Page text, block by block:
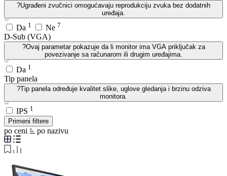
?Ugrađeni zvučnici omogućavaju reprodukciju zvuka bez dodatnih
uređaja.
Da 1 Ne 7
D-Sub (VGA)
?Ovaj parametar pokazuje da li monitor ima VGA priključak za
povezivanje sa računarom ili drugim uređajima.
Da 1
Tip panela
?Tip panela određuje kvalitet slike, uglove gledanja i brzinu odziva
monitora.
IPS 1
Primeni filtere
po ceni po nazivu